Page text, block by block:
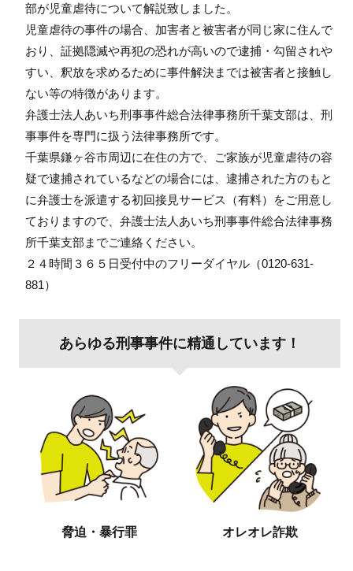
部が児童虐待について解説致しました。
児童虐待の事件の場合、加害者と被害者が同じ家に住んで
おり、証拠隠滅や再犯の恐れが高いので逮捕・勾留されや
すい、釈放を求めるために事件解決までは被害者と接触し
ない等の特徴があります。
弁護士法人あいち刑事事件総合法律事務所千葉支部は、刑
事事件を専門に扱う法律事務所です。
千葉県鎌ヶ谷市周辺に在住の方で、ご家族が児童虐待の容
疑で逮捕されているなどの場合には、逮捕された方のもと
に弁護士を派遣する初回接見サービス（有料）をご用意し
ておりますので、弁護士法人あいち刑事事件総合法律事務
所千葉支部までご連絡ください。
２４時間３６５日受付中のフリーダイヤル（0120-631-
881）
あらゆる刑事事件に精通しています！
脅迫・暴行罪 オレオレ詐欺